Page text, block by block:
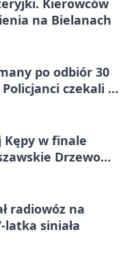
Kierowców
na Bielanach
po odbiór 30
czekali w
Kępy w finale
Drzewo
radiowóz na
latka siniała